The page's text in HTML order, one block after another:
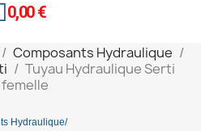
0,00 €
Composants Hydraulique
Tuyau Hydraulique Serti
Hydraulique